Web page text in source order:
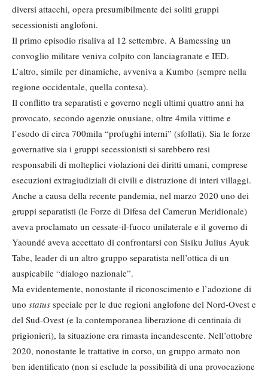
diversi attacchi, opera presumibilmente dei soliti gruppi
secessionisti anglofoni.
Il primo episodio risaliva al 12 settembre. A Bamessing un
convoglio militare veniva colpito con lanciagranate e IED.
L’altro, simile per dinamiche, avveniva a Kumbo (sempre nella
regione occidentale, quella contesa).
Il conflitto tra separatisti e governo negli ultimi quattro anni ha
provocato, secondo agenzie onusiane, oltre 4mila vittime e
l’esodo di circa 700mila “profughi interni” (sfollati). Sia le forze
governative sia i gruppi secessionisti si sarebbero resi
responsabili di molteplici violazioni dei diritti umani, comprese
esecuzioni extragiudiziali di civili e distruzione di interi villaggi.
Anche a causa della recente pandemia, nel marzo 2020 uno dei
gruppi separatisti (le Forze di Difesa del Camerun Meridionale)
aveva proclamato un cessate-il-fuoco unilaterale e il governo di
Yaoundé aveva accettato di confrontarsi con Sisiku Julius Ayuk
Tabe, leader di un altro gruppo separatista nell’ottica di un
auspicabile “dialogo nazionale”.
Ma evidentemente, nonostante il riconoscimento e l’adozione di
uno status speciale per le due regioni anglofone del Nord-Ovest e
del Sud-Ovest (e la contemporanea liberazione di centinaia di
prigionieri), la situazione era rimasta incandescente. Nell’ottobre
2020, nonostante le trattative in corso, un gruppo armato non
ben identificato (non si esclude la possibilità di una provocazione